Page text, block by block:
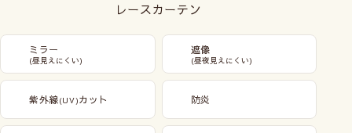
レースカーテン
ミラー
(昼見えにくい)
遮像
(昼夜見えにくい)
紫外線(UV)カット 防炎